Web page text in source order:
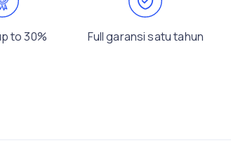
to 30% Full garansi satu tahun